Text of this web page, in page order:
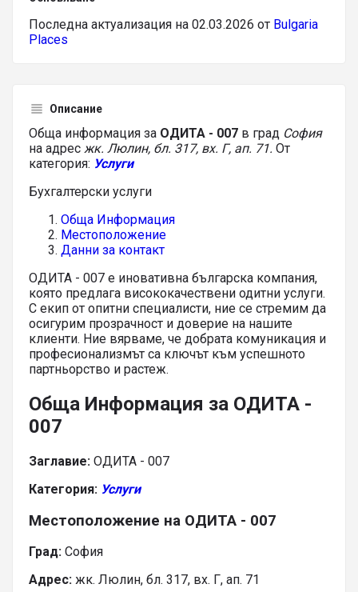
Последна актуализация на 02.03.2026 от Bulgaria
Places
Описание
Обща информация за ОДИТА - 007 в град София
на адрес жк. Люлин, бл. 317, вх. Г, ап. 71. От
категория: Услуги
Бухгалтерски услуги
Обща Информация
Местоположение
Данни за контакт
ОДИТА - 007 е иновативна българска компания,
която предлага висококачествени одитни услуги.
С екип от опитни специалисти, ние се стремим да
осигурим прозрачност и доверие на нашите
клиенти. Ние вярваме, че добрата комуникация и
професионализмът са ключът към успешното
партньорство и растеж.
Обща Информация за ОДИТА -
007
Заглавие: ОДИТА - 007
Категория: Услуги
Местоположение на ОДИТА - 007
Град: София
Адрес: жк. Люлин, бл. 317, вх. Г, ап. 71